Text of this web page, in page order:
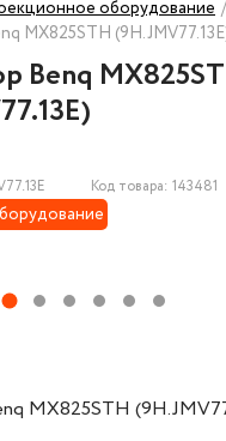
оборудование /
MX825STH
Benq
Код товара: 143481
MX825STH